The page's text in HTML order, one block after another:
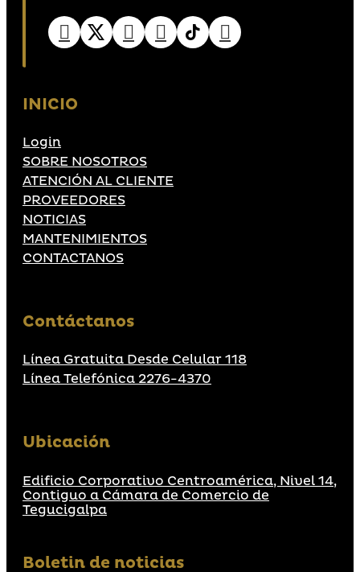
INICIO
Login
SOBRE NOSOTROS
ATENCIÓN AL CLIENTE
PROVEEDORES
NOTICIAS
MANTENIMIENTOS
CONTACTANOS
Contáctanos
Línea Gratuita Desde Celular 118
Línea Telefónica 2276-4370
Ubicación
Edificio Corporativo Centroamérica, Nivel 14,
Contiguo a Cámara de Comercio de
Tegucigalpa
Boletin de noticias